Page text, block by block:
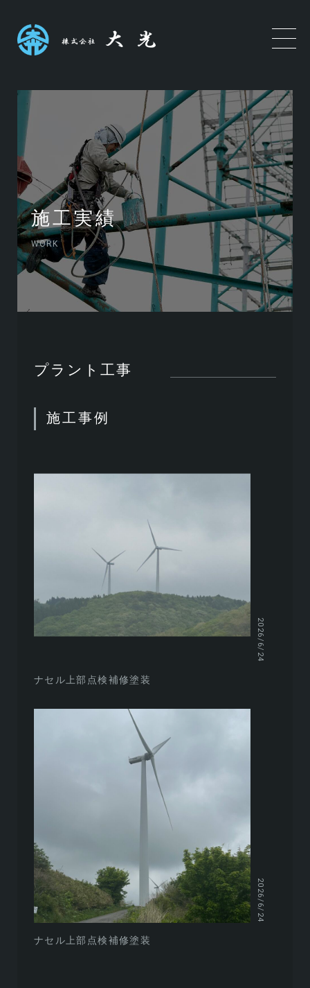
施工実績
WORK
プラント工事
施工事例
2026/6/24
ナセル上部点検補修塗装
2026/6/24
ナセル上部点検補修塗装